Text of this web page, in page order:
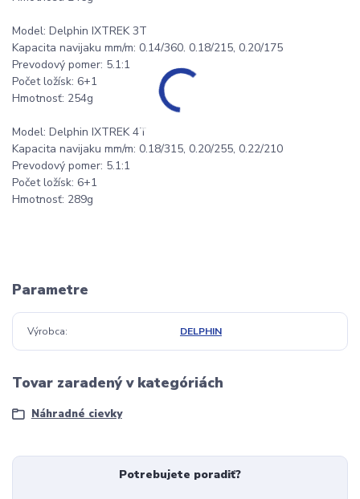
Model: Delphin IXTREK 3T
Kapacita navijaku mm/m: 0.14/360, 0.18/215, 0.20/175
Prevodový pomer: 5.1:1
Počet ložísk: 6+1
Hmotnosť: 254g
Model: Delphin IXTREK 4T
Kapacita navijaku mm/m: 0.18/315, 0.20/255, 0.22/210
Prevodový pomer: 5.1:1
Počet ložísk: 6+1
Hmotnosť: 289g
Parametre
Výrobca DELPHIN
Tovar zaradený v kategóriách
Náhradné cievky
Potrebujete poradiť?